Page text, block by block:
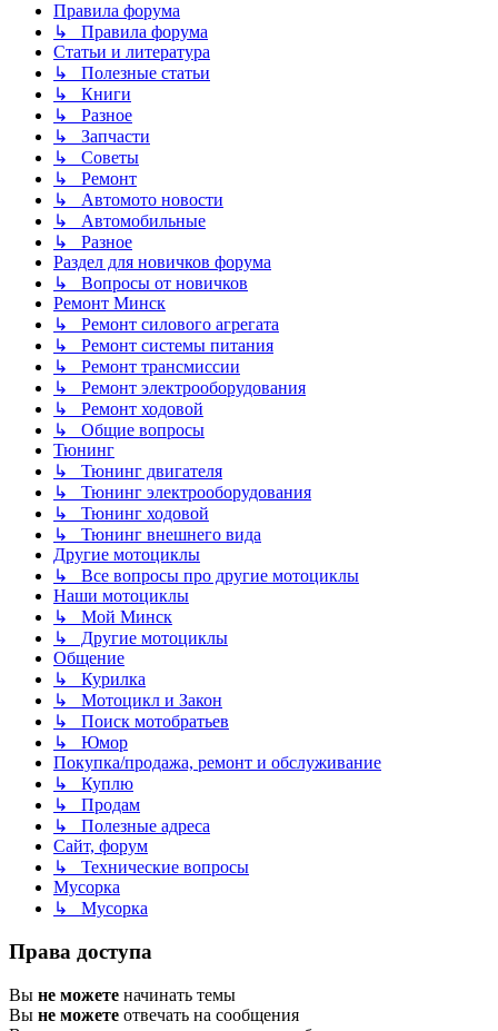
Правила форума
↳ Правила форума
Статьи и литература
↳ Полезные статьи
↳ Книги
↳ Разное
↳ Запчасти
↳ Советы
↳ Ремонт
↳ Автомото новости
↳ Автомобильные
↳ Разное
Раздел для новичков форума
↳ Вопросы от новичков
Ремонт Минск
↳ Ремонт силового агрегата
↳ Ремонт системы питания
↳ Ремонт трансмиссии
↳ Ремонт электрооборудования
↳ Ремонт ходовой
↳ Общие вопросы
Тюнинг
↳ Тюнинг двигателя
↳ Тюнинг электрооборудования
↳ Тюнинг ходовой
↳ Тюнинг внешнего вида
Другие мотоциклы
↳ Все вопросы про другие мотоциклы
Наши мотоциклы
↳ Мой Минск
↳ Другие мотоциклы
Общение
↳ Курилка
↳ Мотоцикл и Закон
↳ Поиск мотобратьев
↳ Юмор
Покупка/продажа, ремонт и обслуживание
↳ Куплю
↳ Продам
↳ Полезные адреса
Сайт, форум
↳ Технические вопросы
Мусорка
↳ Мусорка
Права доступа
Вы не можете начинать темы
Вы не можете отвечать на сообщения